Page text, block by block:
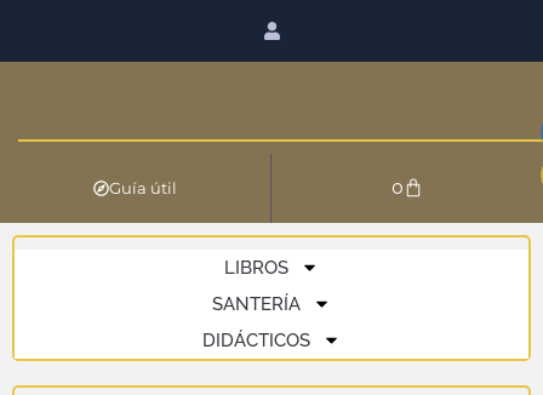
Guía útil 0
LIBROS
SANTERÍA
DIDÁCTICOS